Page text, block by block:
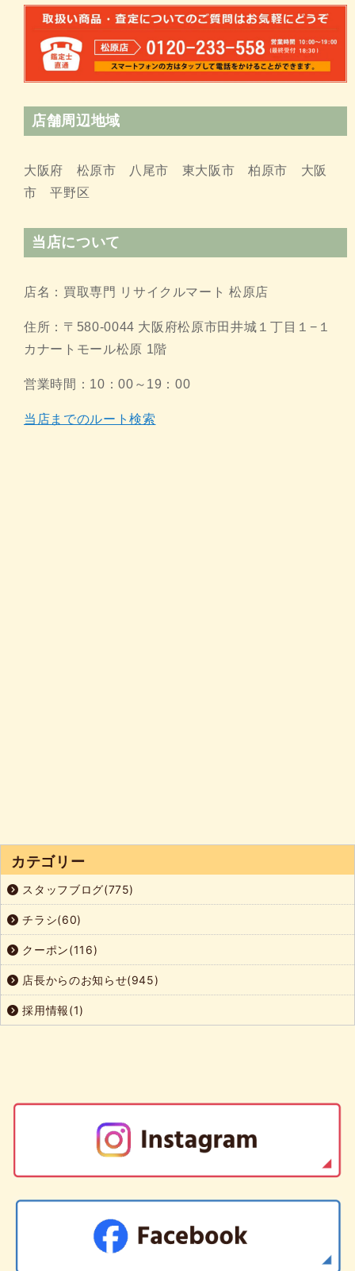
店舗周辺地域
大阪府 松原市 八尾市 東大阪市 柏原市 大阪
市 平野区
当店について
店名：買取専門 リサイクルマート 松原店
住所：〒 580-0044 大阪府松原市田井城１丁目１ − １
カナートモール松原 1階
営業時間：10：00～19：00
当店までのルート検索
カテゴリー
スタッフブログ(775)
チラシ(60)
クーポン(116)
店長からのお知らせ(945)
採用情報(1)